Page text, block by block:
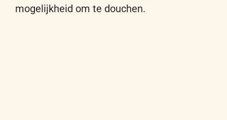
mogelijkheid om te douchen.